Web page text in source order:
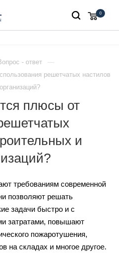
0
- ответ
решетчатых настилов
плюсы от
и
требованиям современной
позволяют решать
задачи быстро и с
затратами, повышают
пожаротушения,
на складах и многое другое.